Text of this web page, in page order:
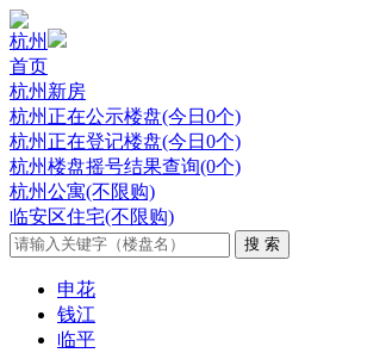
杭州
首页
杭州新房
杭州正在公示楼盘(今日0个)
杭州正在登记楼盘(今日0个)
杭州楼盘摇号结果查询(0个)
杭州公寓(不限购)
临安区住宅(不限购)
申花
钱江
临平